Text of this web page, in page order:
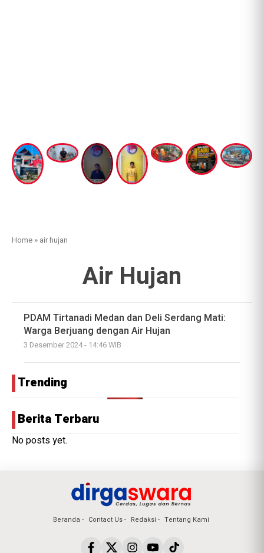
Home » air hujan
Air Hujan
PDAM Tirtanadi Medan dan Deli Serdang Mati:
Warga Berjuang dengan Air Hujan
3 Desember 2024 - 14:46 WIB
Trending
Berita Terbaru
No posts yet.
Beranda Contact Us Redaksi Tentang Kami